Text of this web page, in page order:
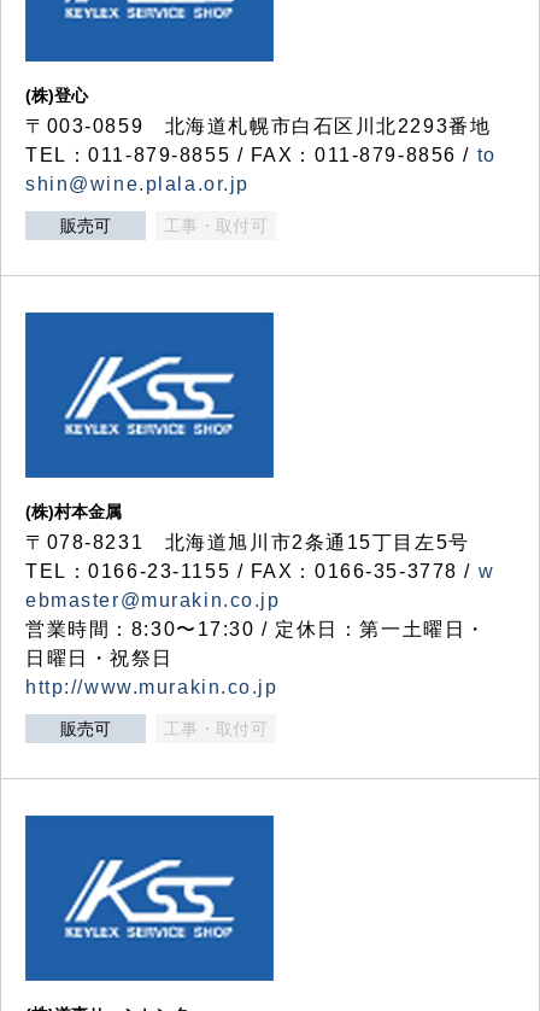
(株)登心
〒003-0859 北海道札幌市白石区川北2293番地
TEL：011-879-8855 / FAX：011-879-8856 / to
shin@wine.plala.or.jp
販売可 工事・取付可
(株)村本金属
〒078-8231 北海道旭川市2条通15丁目左5号
TEL：0166-23-1155 / FAX：0166-35-3778 / w
ebmaster@murakin.co.jp
営業時間：8:30〜17:30 / 定休日：第一土曜日・
日曜日・祝祭日
http://www.murakin.co.jp
販売可 工事・取付可